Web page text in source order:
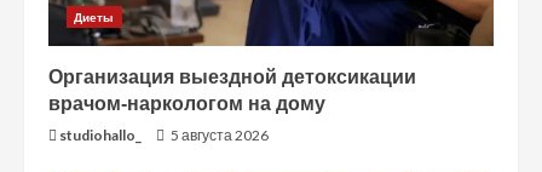
Диеты
Организация выездной детоксикации
врачом-наркологом на дому
studiohallo_ 5 августа 2026